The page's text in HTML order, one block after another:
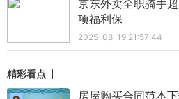
京东外卖全职骑手
项福利保
2025-08-19 21:57:44
精彩看点
房屋购买合同范本